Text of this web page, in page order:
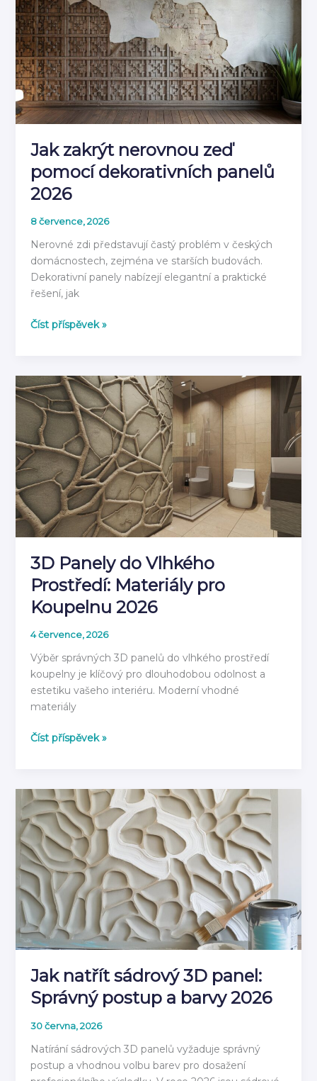
vyrobeny
v
roce
2026
Jak zakrýt nerovnou zeď
pomocí dekorativních panelů
2026
8 července, 2026
Nerovné zdi představují častý problém v českých
domácnostech, zejména ve starších budovách.
Dekorativní panely nabízejí elegantní a praktické
řešení, jak
Jak
zeď
pomocí
dekorativních
panelů
2026
Číst příspěvek »
3D Panely do Vlhkého
Prostředí: Materiály pro
Koupelnu 2026
4 července, 2026
Výběr správných 3D panelů do vlhkého prostředí
koupelny je klíčový pro dlouhodobou odolnost a
estetiku vašeho interiéru. Moderní vhodné
materiály
3D
Vlhkého
Prostředí:
Materiály
pro
Koupelnu
2026
Číst příspěvek »
Jak natřít sádrový 3D panel:
Správný postup a barvy 2026
30 června, 2026
Natírání sádrových 3D panelů vyžaduje správný
postup a vhodnou volbu barev pro dosažení